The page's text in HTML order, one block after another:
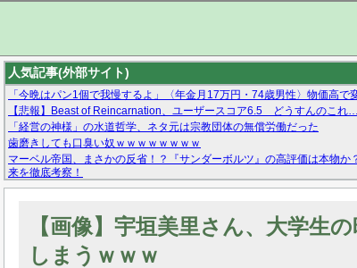
人気記事(外部サイト)
「今晩はパン1個で我慢するよ」〈年金月17万円・74歳男性〉物価高で
【悲報】Beast of Reincarnation、ユーザースコア6.5 どうすんのこれ…
「経営の神様」の水道哲学、ネタ元は宗教団体の無償労働だった
歯磨きしても口臭い奴ｗｗｗｗｗｗｗｗ
マーベル帝国、まさかの反省！？『サンダーボルツ』の高評価は本物
来を徹底考察！
【モー娘。石田亜佑美】ファーストテイク出演も新規獲得ならず？北川
【画像】宇垣美里さん、大学生
しまうｗｗｗ